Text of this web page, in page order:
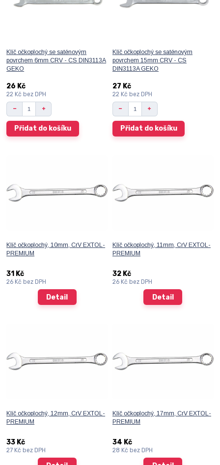
Klíč očkoplochý se saténovým
povrchem 6mm CRV - CS DIN3113A
GEKO
26 Kč
22 Kčbez DPH
Přidat do košíku
Klíč očkoplochý se saténovým
povrchem 15mm CRV - CS
DIN3113A GEKO
27 Kč
22 Kč bez DPH
Přidat do košíku
Klíč očkoplochý, 10mm, CrV EXTOL-
PREMIUM
31 Kč
26 Kčbez DPH
Detail
Klíč očkoplochý, 11mm, CrV EXTOL-
PREMIUM
32 Kč
26 Kč bez DPH
Detail
Klíč očkoplochý, 12mm, CrV EXTOL-
PREMIUM
33 Kč
27 Kčbez DPH
Klíč očkoplochý, 17mm, CrV EXTOL-
PREMIUM
34 Kč
28 Kč bez DPH